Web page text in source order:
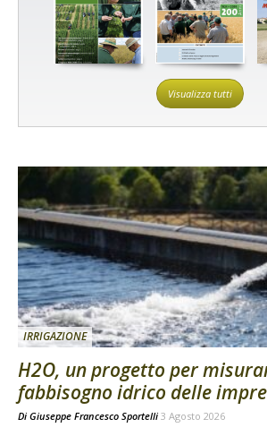
Visualizza tutti
IRRIGAZIONE
H2O, un progetto per
fabbisogno idrico delle
Di Giuseppe Francesco Sportelli 3 Agosto 2026